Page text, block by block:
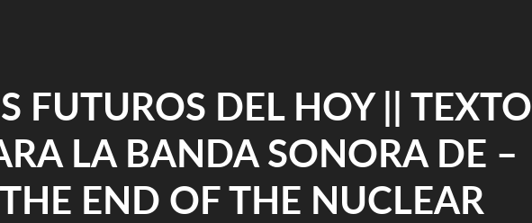
FUTUROS DEL HOY || TEXTO
LA BANDA SONORA DE –
THE END OF THE NUCLEAR